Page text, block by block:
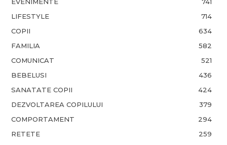
EVENIMENTE
741
LIFESTYLE
714
COPII
634
FAMILIA
582
COMUNICAT
521
BEBELUSI
436
SANATATE COPII
424
DEZVOLTAREA COPILULUI
379
COMPORTAMENT
294
RETETE
259